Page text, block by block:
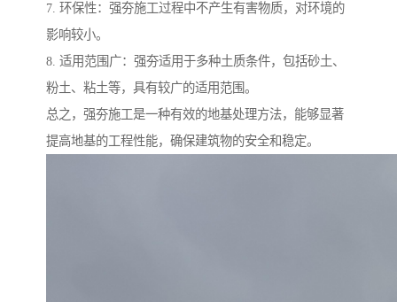
7. 环保性：强夯施工过程中不产生有害物质，对环境的
影响较小。
8. 适用范围广：强夯适用于多种土质条件，包括砂土、
粉土、粘土等，具有较广的适用范围。
总之，强夯施工是一种有效的地基处理方法，能够显著
提高地基的工程性能，确保建筑物的安全和稳定。